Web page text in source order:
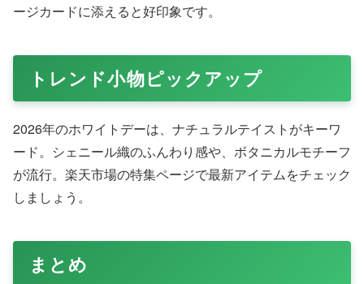
ージカードに添えると好印象です。
トレンド小物ピックアップ
2026年のホワイトデーは、ナチュラルテイストがキーワ
ード。シェニール織のふんわり感や、ボタニカルモチーフ
が流行。楽天市場の特集ページで最新アイテムをチェック
しましょう。
まとめ